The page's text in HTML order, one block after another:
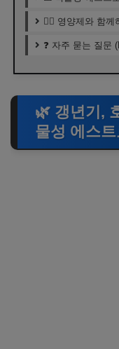
🧘‍♀️ 영양제와 함
❓ 자주 묻는 질문
🌿 갱년기,
물성 에스트